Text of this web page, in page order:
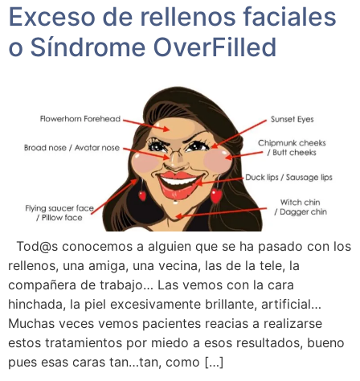
Exceso de rellenos faciales
o Síndrome OverFilled
Tod@s conocemos a alguien que se ha pasado con los
rellenos, una amiga, una vecina, las de la tele, la
compañera de trabajo… Las vemos con la cara
hinchada, la piel excesivamente brillante, artificial…
Muchas veces vemos pacientes reacias a realizarse
estos tratamientos por miedo a esos resultados, bueno
pues esas caras tan…tan, como […]